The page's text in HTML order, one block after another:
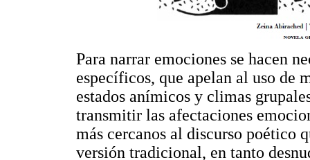
Para narrar emociones se hacen
específicos, que apelan al uso de
estados anímicos y climas
transmitir las afectaciones
más cercanos al discurso poético
versión tradicional, en tanto